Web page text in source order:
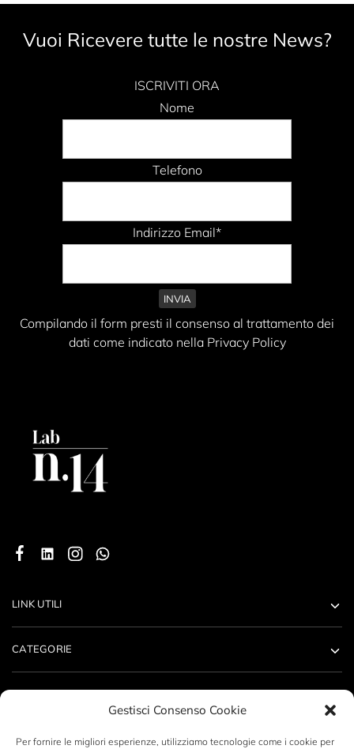
Gestisci Consenso Cookie
Per fornire le migliori esperienze, utilizziamo tecnologie come i cookie per
Vuoi Ricevere tutte le nostre News?
ISCRIVITI ORA
Nome
Telefono
Indirizzo Email*
Compilando il form presti il consenso al trattamento dei
dati come indicato nella Privacy Policy
LINK UTILI
CATEGORIE
ACCOUNT
CONTATTI